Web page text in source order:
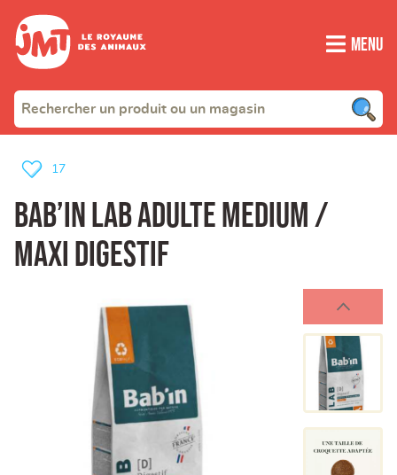
Menu
BAB’IN LAB Adulte Medium /
Maxi Digestif
17